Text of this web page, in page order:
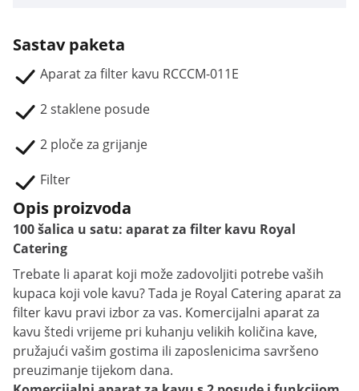
Sastav paketa
Aparat za filter kavu RCCCM-011E
2 staklene posude
2 ploče za grijanje
Filter
Opis proizvoda
100 šalica u satu: aparat za filter kavu Royal
Catering
Trebate li aparat koji može zadovoljiti potrebe vaših
kupaca koji vole kavu? Tada je Royal Catering aparat za
filter kavu pravi izbor za vas. Komercijalni aparat za
kavu štedi vrijeme pri kuhanju velikih količina kave,
pružajući vašim gostima ili zaposlenicima savršeno
preuzimanje tijekom dana.